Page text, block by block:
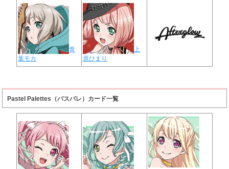
青
葉モカ
上
原ひまり
Pastel Palettes（パスパレ）カード一覧